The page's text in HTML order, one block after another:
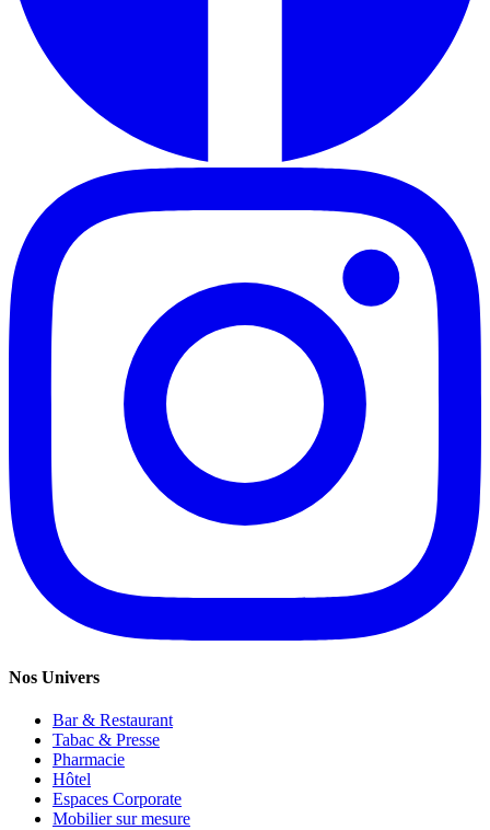
Nos Univers
Bar & Restaurant
Tabac & Presse
Pharmacie
Hôtel
Espaces Corporate
Mobilier sur mesure